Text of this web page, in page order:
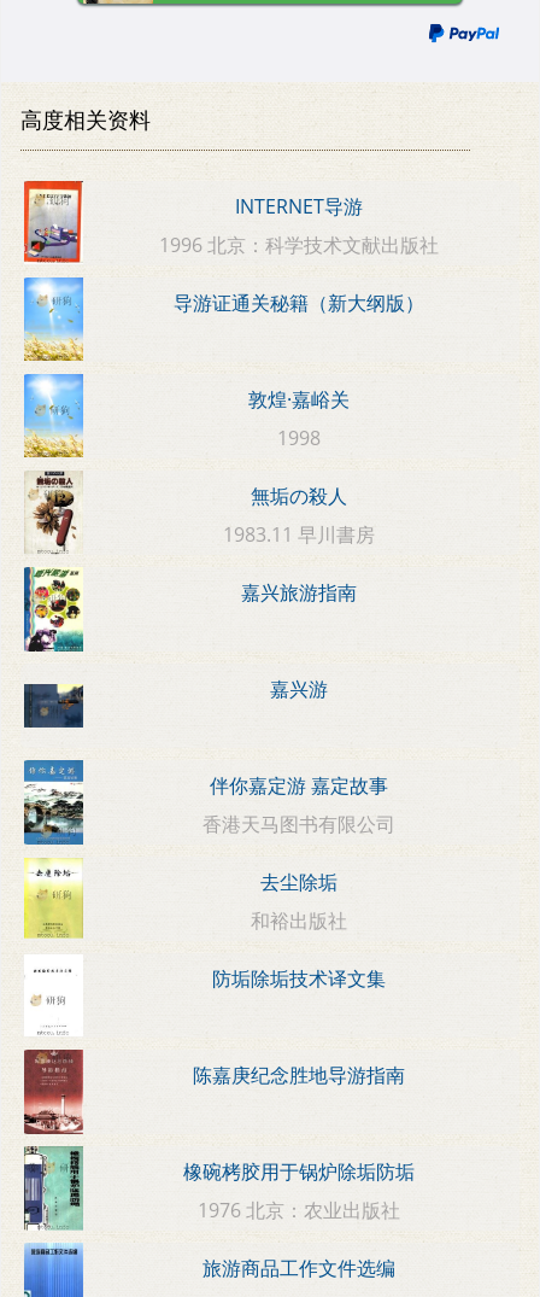
高度相关资料
INTERNET导游
1996 北京：科学技术文献出版社
导游证通关秘籍（新大纲版）
敦煌·嘉峪关
1998
無垢の殺人
1983.11 早川書房
嘉兴旅游指南
嘉兴游
伴你嘉定游 嘉定故事
香港天马图书有限公司
去尘除垢
和裕出版社
防垢除垢技术译文集
陈嘉庚纪念胜地导游指南
橡碗栲胶用于锅炉除垢防垢
1976 北京：农业出版社
旅游商品工作文件选编